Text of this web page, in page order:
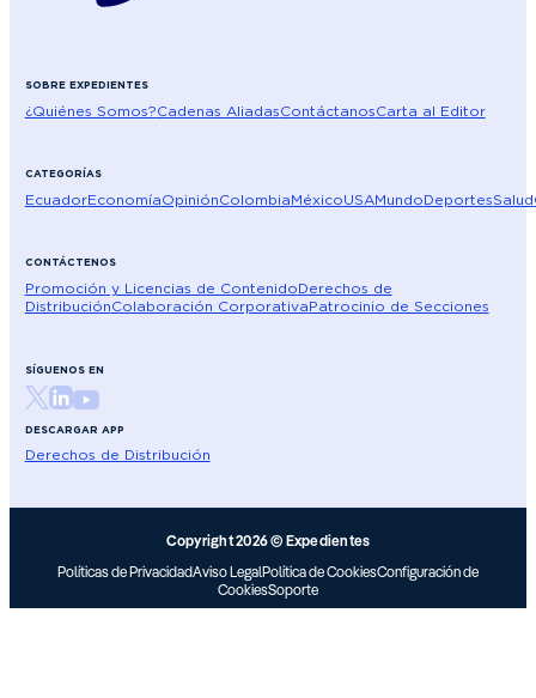
SOBRE EXPEDIENTES
¿Quiénes Somos?Cadenas AliadasContáctanosCarta al Editor
CATEGORÍAS
EcuadorEconomíaOpiniónColombiaMéxicoUSAMundoDeportesSalud
CONTÁCTENOS
Promoción y Licencias de ContenidoDerechos de
DistribuciónColaboración CorporativaPatrocinio de Secciones
SÍGUENOS EN
DESCARGAR APP
Derechos de Distribución
Copyright 2026 © Expedientes
Políticas de PrivacidadAviso LegalPolítica de CookiesConfiguración de
CookiesSoporte